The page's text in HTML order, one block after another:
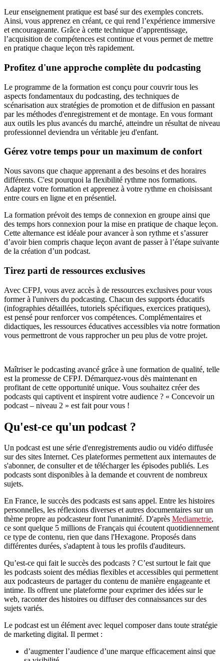
Leur enseignement pratique est basé sur des exemples concrets.
Ainsi, vous apprenez en créant, ce qui rend l’expérience immersive
et encourageante. Grâce à cette technique d’apprentissage,
l’acquisition de compétences est continue et vous permet de mettre
en pratique chaque leçon très rapidement.
Profitez d'une approche complète du podcasting
Le programme de la formation est conçu pour couvrir tous les
aspects fondamentaux du podcasting, des techniques de
scénarisation aux stratégies de promotion et de diffusion en passant
par les méthodes d'enregistrement et de montage. En vous formant
aux outils les plus avancés du marché, atteindre un résultat de niveau
professionnel deviendra un véritable jeu d'enfant.
Gérez votre temps pour un maximum de confort
Nous savons que chaque apprenant a des besoins et des horaires
différents. C'est pourquoi la flexibilité rythme nos formations.
Adaptez votre formation et apprenez à votre rythme en choisissant
entre cours en ligne et en présentiel.
La formation prévoit des temps de connexion en groupe ainsi que
des temps hors connexion pour la mise en pratique de chaque leçon.
Cette alternance est idéale pour avancer à son rythme et s’assurer
d’avoir bien compris chaque leçon avant de passer à l’étape suivante
de la création d’un podcast.
Tirez parti de ressources exclusives
Avec CFPJ, vous avez accès à de ressources exclusives pour vous
former à l'univers du podcasting. Chacun des supports éducatifs
(infographies détaillées, tutoriels spécifiques, exercices pratiques),
est pensé pour renforcer vos compétences. Complémentaires et
didactiques, les ressources éducatives accessibles via notre formation
vous permettront de vous rapprocher un peu plus de votre projet.
Maîtriser le podcasting avancé grâce à une formation de qualité, telle
est la promesse de CFPJ. Démarquez-vous dès maintenant en
profitant de cette opportunité unique. Vous souhaitez créer des
podcasts qui captivent et inspirent votre audience ? « Concevoir un
podcast – niveau 2 » est fait pour vous !
Qu'est-ce qu'un podcast ?
Un podcast est une série d'enregistrements audio ou vidéo diffusée
sur des sites Internet. Ces plateformes permettent aux internautes de
s'abonner, de consulter et de télécharger les épisodes publiés. Les
podcasts sont disponibles à la demande et couvrent de nombreux
sujets.
En France, le succès des podcasts est sans appel. Entre les histoires
personnelles, les réflexions diverses et autres documentaires sur un
thème propre au podcasteur font l'unanimité. D'après Mediametrie,
ce sont quelque 5 millions de Français qui écoutent quotidiennement
ce type de contenu, rien que dans l'Hexagone. Proposés dans
différentes durées, s'adaptent à tous les profils d'auditeurs.
Qu’est-ce qui fait le succès des podcasts ? C’est surtout le fait que
les podcasts soient des médias flexibles et accessibles qui permettent
aux podcasteurs de partager du contenu de manière engageante et
intime. Ils offrent une plateforme pour exprimer des idées sur le
web, raconter des histoires ou diffuser des connaissances sur des
sujets variés.
Le podcast est un élément avec lequel composer dans toute stratégie
de marketing digital. Il permet :
d’augmenter l’audience d’une marque efficacement ainsi que